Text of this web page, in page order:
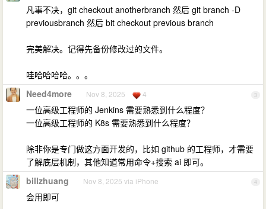
凡事不决，git checkout anotherbranch 然后 git branch -D
previousbranch 然后 bit checkout previous branch
完美解决。记得先备份修改过的文件。
哇哈哈哈哈。。。
3
Need4more Nov 8, 2025 4
一位高级工程师的 Jenkins 需要熟悉到什么程度？
一位高级工程师的 K8s 需要熟悉到什么程度？
除非你是专门做这方面开发的，比如 github 的工程师，才需要
了解底层机制，其他知道常用命令+搜索 ai 即可。
4
billzhuang Nov 8, 2025 via iPhone
会用即可